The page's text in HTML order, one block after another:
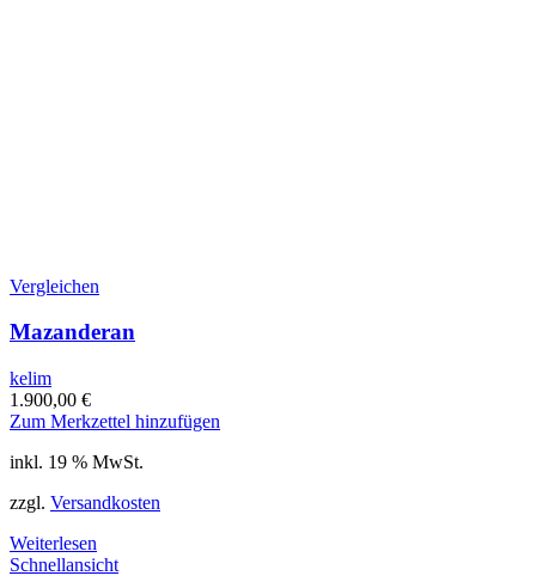
Vergleichen
Mazanderan
kelim
1.900,00 €
Zum Merkzettel hinzufügen
inkl. 19 % MwSt.
zzgl. Versandkosten
Weiterlesen
Schnellansicht